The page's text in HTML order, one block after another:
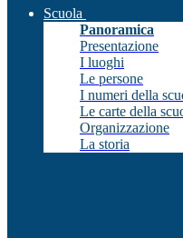
Scuola
Panoramica
Presentazione
I luoghi
Le persone
I numeri della
Le carte della
Organizzazione
La storia